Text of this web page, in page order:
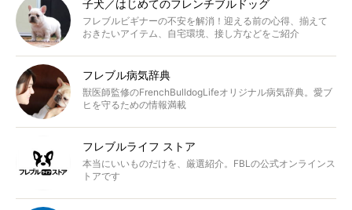
子犬／はじめてのフレンチブルドッグ
フレブルビギナーの不安を解消！迎える前の心得、揃えて
おきたいアイテム、自宅環境、接し方などをご紹介
フレブル病気辞典
獣医師監修のFrenchBulldogLifeオリジナル病気辞典。愛ブ
ヒを守るための情報満載
フレブルライフ ストア
本当にいいものだけを、厳選紹介。FBLの公式オンラインス
トアです